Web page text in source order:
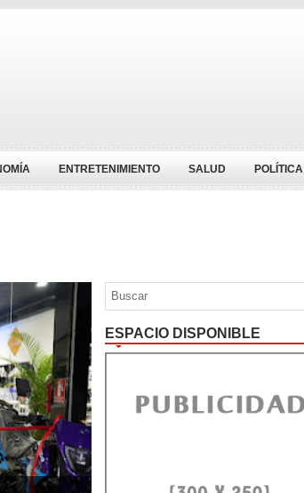
ENTRETENIMIENTO SALUD POLÍTICA
ESPACIO DISPONIBLE